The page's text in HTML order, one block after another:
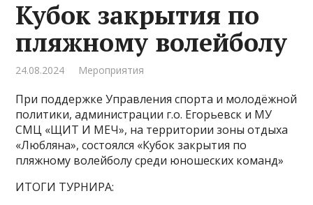
Кубок закрытия по
пляжному волейболу
24.08.2024 Мероприятия
При поддержке Управления спорта и молодёжной
политики, администрации г.о. Егорьевск и МУ
СМЦ «ЩИТ И МЕЧ», на территории зоны отдыха
«Любляна», состоялся «Кубок закрытия по
пляжному волейболу среди юношеских команд»
ИТОГИ ТУРНИРА: